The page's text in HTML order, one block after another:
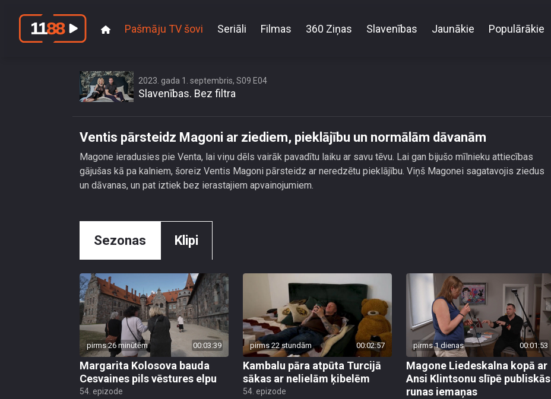
Pašmāju TV šovi Seriāli Filmas 360 Ziņas Slavenības Jaunākie Populārākie
2023. gada 1. septembris, S09 E04
Slavenības. Bez filtra
Ventis pārsteidz Magoni ar ziediem, pieklājību un normālām dāvanām
Magone ieradusies pie Venta, lai viņu dēls vairāk pavadītu laiku ar savu tēvu. Lai gan bijušo mīlnieku attiecības
gājušas kā pa kalniem, šoreiz Ventis Magoni pārsteidz ar neredzētu pieklājību. Viņš Magonei sagatavojis ziedus
un dāvanas, un pat iztiek bez ierastajiem apvainojumiem.
Sezonas Klipi
pirms 26 minūtēm 00:03:39
Margarita Kolosova bauda
Cesvaines pils vēstures elpu
54. epizode
pirms 22 stundām 00:02:57
Kambalu pāra atpūta Turcijā
sākas ar nelielām ķibelēm
54. epizode
pirms 1 dienas 00:01:53
Magone Liedeskalna kopā ar
Ansi Klintsonu slīpē publiskās
runas iemaņas